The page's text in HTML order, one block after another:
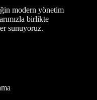
modern yönetim
birlikte
sunuyoruz.